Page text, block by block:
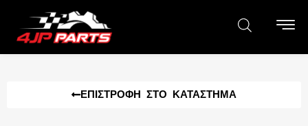
ΕΠΙΣΤΡΟΦΉ ΣΤΟ ΚΑΤΆΣΤΗΜΑ